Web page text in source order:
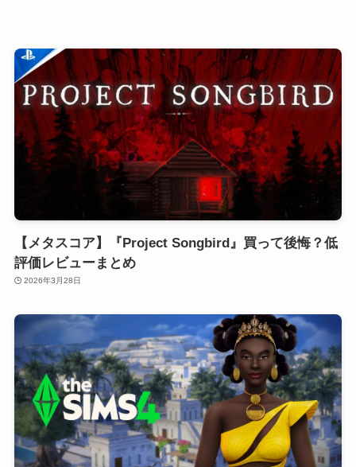
【メタスコア】『Project Songbird』買って後悔？低
評価レビューまとめ
2026年3月28日